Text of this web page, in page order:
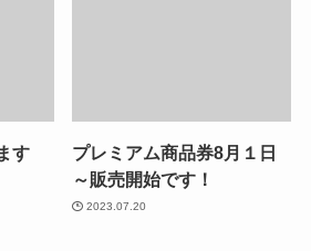
す
プレミアム商品券8月１日
～販売開始です！
2023.07.20